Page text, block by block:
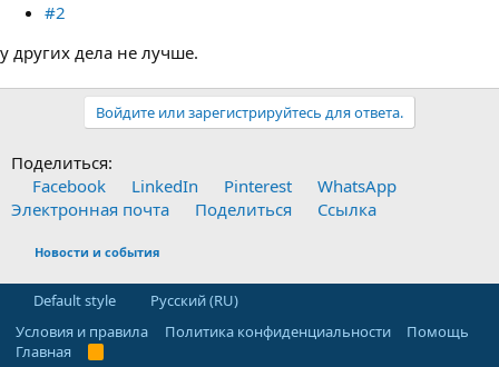
#2
у других дела не лучше.
Войдите или зарегистрируйтесь для ответа.
Поделиться:
Facebook
LinkedIn Pinterest
WhatsApp
Электронная почта
Поделиться Ссылка
Новости и события
Default style
Русский (RU)
Условия и правила
Политика конфиденциальности
Помощь
Главная
R